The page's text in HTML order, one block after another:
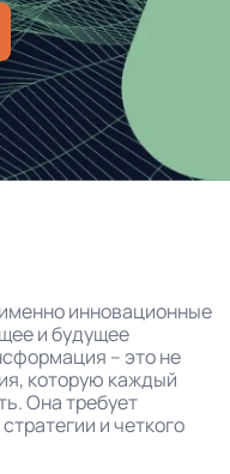
инновационные
и будущее
– это не
которую каждый
Она требует
и четкого